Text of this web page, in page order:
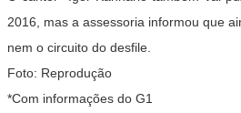
2016, mas a assessoria informou que
nem o circuito do desfile.
Foto: Reprodução
*Com informações do G1